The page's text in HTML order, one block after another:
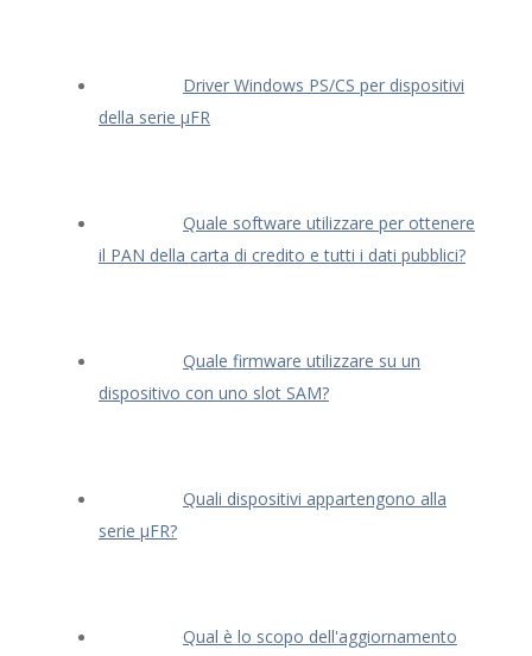
Driver Windows PS/CS per dispositivi
della serie μFR
Quale software utilizzare per ottenere
il PAN della carta di credito e tutti i dati pubblici?
Quale firmware utilizzare su un
dispositivo con uno slot SAM?
Quali dispositivi appartengono alla
serie μFR?
Qual è lo scopo dell'aggiornamento